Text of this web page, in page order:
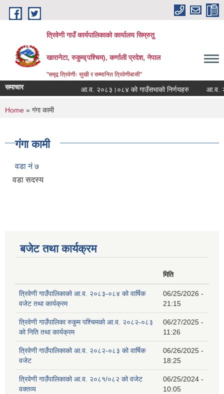
Skip to main content
त्रिवेणी गाउँ कार्यपालिकाको कार्यालय सिम्रुतु
खारानेटा, रुकुम(पश्‍चिम), कर्णाली प्रदेश, नेपाल
"समृद्व त्रिवेणीः सुखी र सम्मानित त्रिवेणीबासी"
समाचार आ.व. २०८३।०८४ को गाउँसभाको निर्णयहरु आ.व.
You are here
Home » गंगा कामी
गंगा कामी
वडा नं ७
वडा सदस्य
बजेट तथा कार्यक्रम
मिति
त्रिवेणी गाउँपालिकाको आ.व. २०८३-०८४ को वार्षिक
वजेट तथा कार्यक्रम
06/25/2026 -
21:15
त्रिवेणी गाउँपालिका रुकुम पश्‍चिमको आ.व. २०८२-०८३
को निति तथा कार्यक्रम
06/27/2025 -
11:26
त्रिवेणी गाउँपालिकाको आ.व. २०८२-०८३ को वार्षिक
वजेट
06/26/2025 -
18:25
त्रिवेणी गाउँपालिकाको आ.व. २०८१/०८२ को वजेट
वक्तव्य
06/25/2024 -
10:05